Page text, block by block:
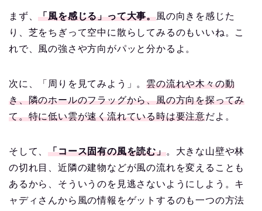
まず、「風を感じる」って大事。風の向きを感じた
り、芝をちぎって空中に散らしてみるのもいいね。こ
れで、風の強さや方向がパッと分かるよ。
次に、「周りを見てみよう」。雲の流れや木々の動
き、隣のホールのフラッグから、風の方向を探ってみ
て。特に低い雲が速く流れている時は要注意だよ。
そして、「コース固有の風を読む」。大きな山壁や林
の切れ目、近隣の建物などが風の流れを変えることも
あるから、そういうのを見逃さないようにしよう。キ
ャディさんから風の情報をゲットするのも一つの方法